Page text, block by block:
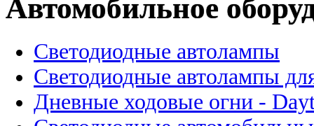
Автомобильное
Светодиодные автолампы
Светодиодные автолампы
Дневные ходовые огни -